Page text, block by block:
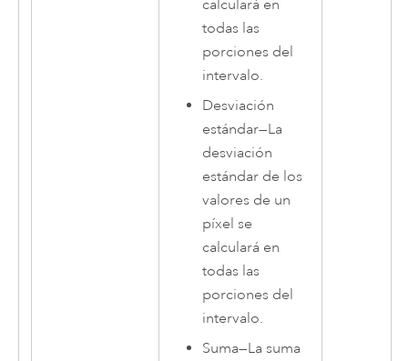
calculará en
todas las
porciones del
intervalo.
Desviación
estándar—La
desviación
estándar de los
valores de un
píxel se
calculará en
todas las
porciones del
intervalo.
Suma—La suma